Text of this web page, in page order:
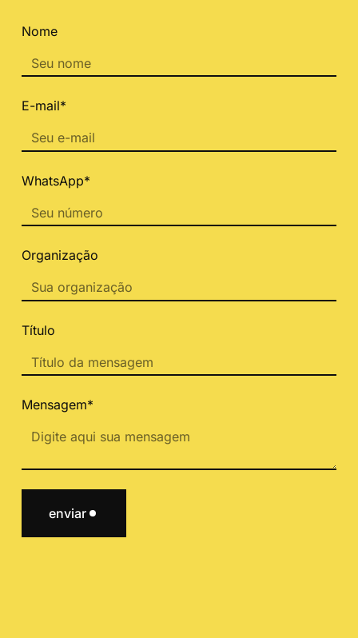
Nome
E-mail*
WhatsApp*
Organização
Título
Mensagem*
enviar